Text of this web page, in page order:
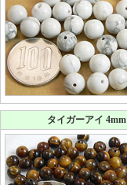
タイガーアイ 4mm